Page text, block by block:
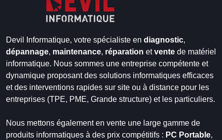
Devil Informatique, votre spécialiste en diagnostic,
dépannage, maintenance, réparation etvente de matériel
informatique. Nous sommes une entreprise compétente et
dynamique proposant des solutions informatiques efficaces
et des interventions rapides sur site ou à distance pour les
entreprises (TPE, PME, Grande structure) et les particuliers.
Nous mettons également en vente une large gamme de
produits informatiques à des prix compétitifs : PC Portable,